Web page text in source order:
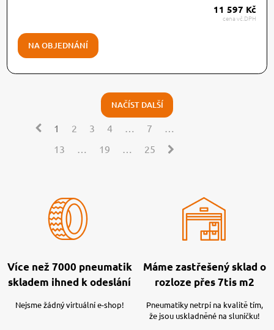
11 597 Kč
cena vč.DPH
NA OBJEDNÁNÍ
NAČÍST DALŠÍ
1 2 3 4 … 7
…
13
… 19 … 25
Více než 7000 pneumatik
skladem ihned k odeslání
Nejsme žádný virtuální e-shop!
Máme zastřešený sklad o
rozloze přes 7tis m2
Pneumatiky netrpí na kvalitě tím,
že jsou uskladněné na sluníčku!